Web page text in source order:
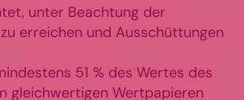
unter Beachtung der
erreichen und Ausschüttungen
51 % des Wertes des
gleichwertigen Wertpapieren